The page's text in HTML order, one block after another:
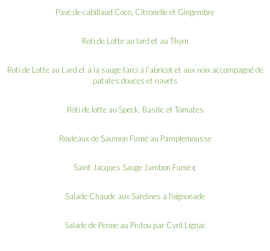
Pavé de cabillaud Coco, Citronelle et Gingembre
Roti de Lotte au lard et au Thym
Roti de Lotte au Lard et à la sauge farci à l’abricot et aux noix accompagné de
patates douces et navets
Rôti de lotte au Speck, Basilic et Tomates
Rouleaux de Saumon Fumé au Pamplemousse
Saint Jacques Sauge Jambon Fuméc
Salade Chaude aux Sardines à l’oignonade
Salade de Penne au Pistou par Cyril Lignac